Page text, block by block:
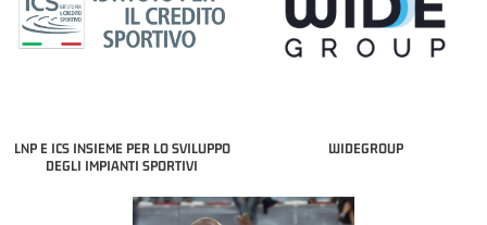
LNP E ICS INSIEME PER LO SVILUPPO
DEGLI IMPIANTI SPORTIVI
WIDEGROUP